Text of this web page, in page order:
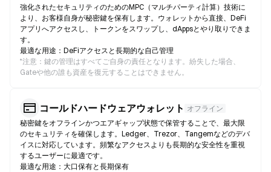
強化されたセキュリティのためのMPC（マルチパーティ計算）技術に
より、お客様自身が秘密鍵を保有します。ウォレットから直接、DeFi
アプリへアクセスし、トークンをスワップし、dAppsとやり取りできま
す。
最適な用途：DeFiアクセスと長期的な自己管理
*注意：鍵の管理はすべてご自身の責任となります。紛失した場合、
Gateや他の誰も資産を復元することはできません。
コールドハードウェアウォレット オフライン
秘密鍵をオフラインかつエアギャップ状態で保管することで、最大限
のセキュリティを確保します。Ledger、Trezor、Tangemなどのデバ
イスに対応しています。頻繁なアクセスよりも長期的な安全性を重視
するユーザーに最適です。
最適な用途：大口保有と長期保有